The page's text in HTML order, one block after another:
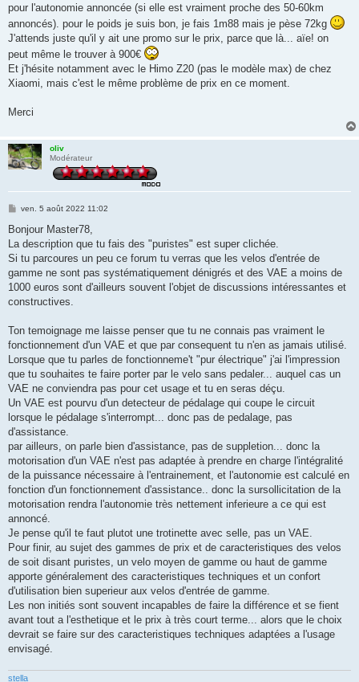
pour l'autonomie annoncée (si elle est vraiment proche des 50-60km
annoncés). pour le poids je suis bon, je fais 1m88 mais je pèse 72kg
J'attends juste qu'il y ait une promo sur le prix, parce que là... aïe! on
peut même le trouver à 900€
Et j'hésite notamment avec le Himo Z20 (pas le modèle max) de chez
Xiaomi, mais c'est le même problème de prix en ce moment.
Merci
oliv
Modérateur
M
s
a
g
ven. 5 août 2022 11:02
Bonjour Master78,
La description que tu fais des "puristes" est super clichée.
Si tu parcoures un peu ce forum tu verras que les velos d'entrée de
gamme ne sont pas systématiquement dénigrés et des VAE a moins de
1000 euros sont d'ailleurs souvent l'objet de discussions intéressantes et
constructives.
Ton temoignage me laisse penser que tu ne connais pas vraiment le
fonctionnement d'un VAE et que par consequent tu n'en as jamais utilisé.
Lorsque que tu parles de fonctionneme't "pur électrique" j'ai l'impression
que tu souhaites te faire porter par le velo sans pedaler... auquel cas un
VAE ne conviendra pas pour cet usage et tu en seras déçu.
Un VAE est pourvu d'un detecteur de pédalage qui coupe le circuit
lorsque le pédalage s'interrompt... donc pas de pedalage, pas
d'assistance.
par ailleurs, on parle bien d'assistance, pas de suppletion... donc la
motorisation d'un VAE n'est pas adaptée à prendre en charge l'intégralité
de la puissance nécessaire à l'entrainement, et l'autonomie est calculé en
fonction d'un fonctionnement d'assistance.. donc la sursollicitation de la
motorisation rendra l'autonomie très nettement inferieure a ce qui est
annoncé.
Je pense qu'il te faut plutot une trotinette avec selle, pas un VAE.
Pour finir, au sujet des gammes de prix et de caracteristiques des velos
de soit disant puristes, un velo moyen de gamme ou haut de gamme
apporte généralement des caracteristiques techniques et un confort
d'utilisation bien superieur aux velos d'entrée de gamme.
Les non initiés sont souvent incapables de faire la différence et se fient
avant tout a l'esthetique et le prix à très court terme... alors que le choix
devrait se faire sur des caracteristiques techniques adaptées a l'usage
envisagé.
stella